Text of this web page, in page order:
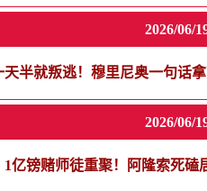
2026/06/
天半就叛逃！穆里尼奥一句话
2026/06/
1亿镑赌师徒重聚！阿隆索死磕